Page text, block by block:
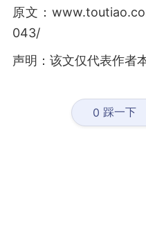
原文：
043/
声明：该文仅代表作者
0 踩一下